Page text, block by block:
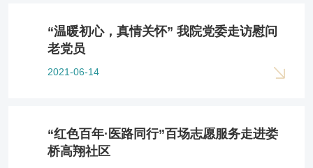
“温暖初心，真情关怀” 我院党委走访慰问
老党员
2021-06-14
“红色百年·医路同行”百场志愿服务走进娄
桥高翔社区